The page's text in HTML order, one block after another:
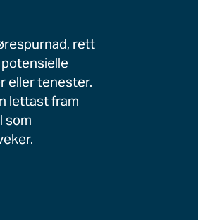
rett
eller tenester.
lettast fram
som